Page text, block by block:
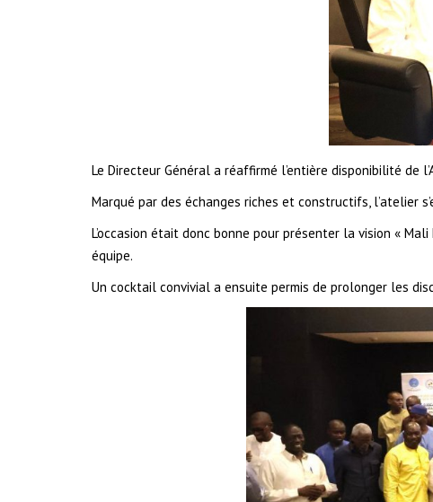
Le Directeur Général a réaffirmé l’entière disponibilité de
Marqué par des échanges riches et constructifs, l’atelier
L’occasion était donc bonne pour présenter la vision «
équipe.
Un cocktail convivial a ensuite permis de prolonger les